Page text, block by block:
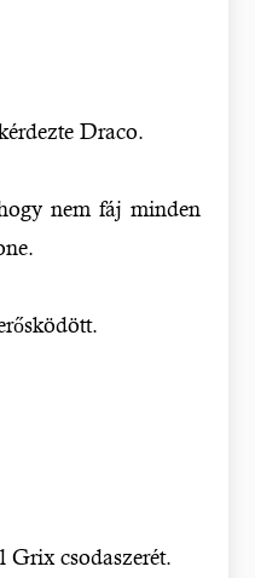
Draco.
nem fáj minden
Grix csodaszerét.